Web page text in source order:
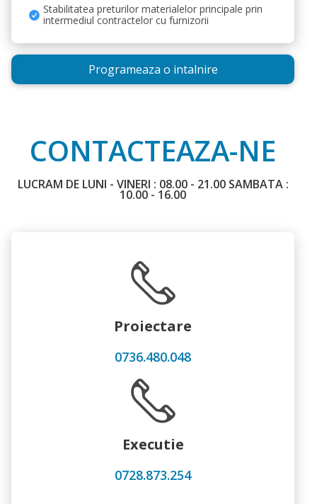
Stabilitatea preturilor materialelor principale prin
intermediul contractelor cu furnizorii
Programeaza o intalnire
CONTACTEAZA-NE
LUCRAM DE LUNI - VINERI : 08.00 - 21.00 SAMBATA :
10.00 - 16.00
Proiectare
0736.480.048
Executie
0728.873.254